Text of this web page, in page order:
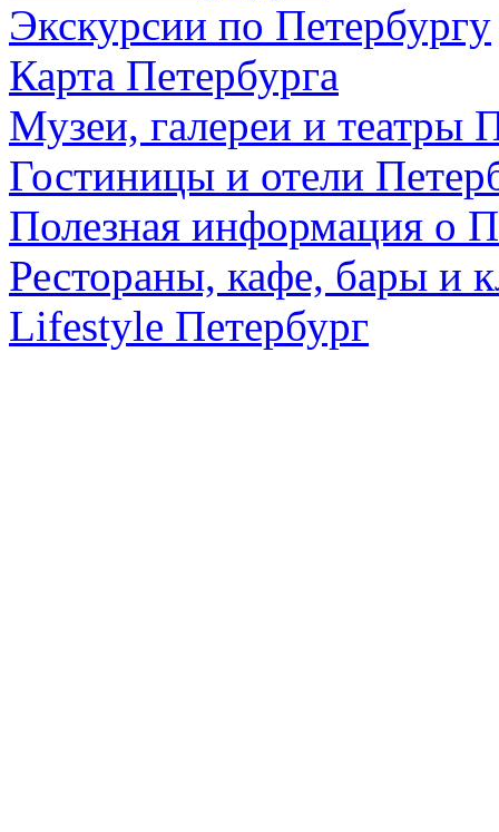
Экскурсии по Петербургу
Карта Петербурга
Музеи, галереи и театры
Гостиницы и отели
Полезная информация о
Рестораны, кафе, бары и
Lifestyle Петербург